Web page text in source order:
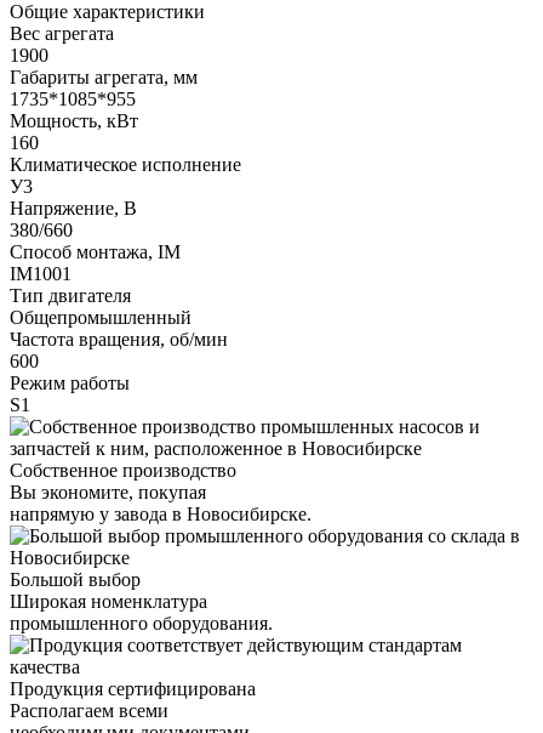
Общие характеристики
Вес агрегата
1900
Габариты агрегата, мм
1735*1085*955
Мощность, кВт
160
Климатическое исполнение
У3
Напряжение, В
380/660
Способ монтажа, IM
IM1001
Тип двигателя
Общепромышленный
Частота вращения, об/мин
600
Режим работы
S1
Собственное производство
Вы экономите, покупая
напрямую у завода в Новосибирске.
Большой выбор
Широкая номенклатура
промышленного оборудования.
Продукция сертифицирована
Располагаем всеми